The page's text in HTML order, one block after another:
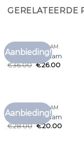
GERELATEERDE
Aanbieding!
T SHIRT MET NAAM
t shirt met naam
€36.00 €26.00
Aanbieding!
T SHIRT MET NAAM
t shirt met naam
€28.00 €20.00